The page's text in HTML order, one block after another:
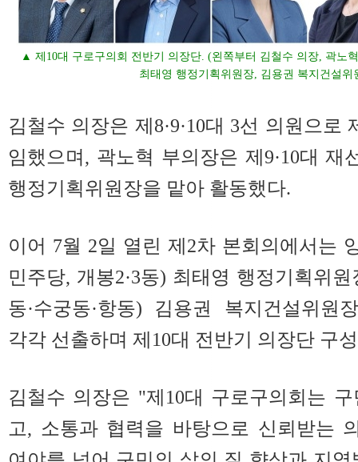
▲ 제10대 구로구의회 전반기 의장단. (왼쪽부터 김철수 의장, 곽노
최태영 행정기획위원장, 김용권 복지건설위
김철수 의장은 제8·9·10대 3선 의원으로
임했으며, 곽노혁 부의장은 제9·10대 재
행정기획위원장을 맡아 활동했다.
이어 7월 2일 열린 제2차 본회의에서는
민주당, 개봉2·3동) 최태영 행정기획위
동·수궁동·항동) 김용권 복지건설위원
각각 선출하며 제10대 전반기 의장단 구
김철수 의장은 "제10대 구로구의회는
고, 소통과 협력을 바탕으로 신뢰받는